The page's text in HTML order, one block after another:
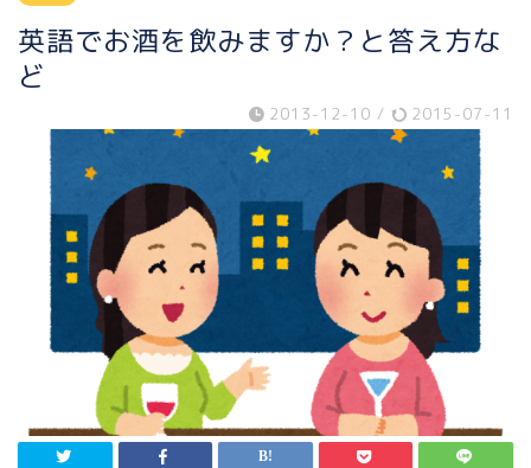
英語でお酒を飲みますか？と答え方な
ど
2013-12-10 / 2015-07-11